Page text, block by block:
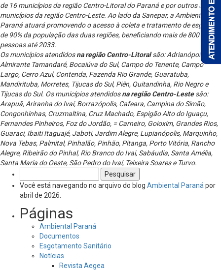
de 16 municípios da região Centro-Litoral do Paraná e por outros 36
municípios da região Centro-Leste. Ao lado da Sanepar, a Ambiental
Paraná atuará promovendo o acesso à coleta e tratamento de esgoto
de 90% da população das duas regiões, beneficiando mais de 800 mil
pessoas até 2033.
Os municípios atendidosna região Centro-Litoralsão: Adrianópolis,
Almirante Tamandaré, Bocaiúva do Sul, Campo do Tenente, Campo
Largo, Cerro Azul, Contenda, Fazenda Rio Grande, Guaratuba,
Mandirituba, Morretes, Tijucas do Sul, Piên, Quitandinha, Rio Negro e
Tijucas do Sul. Os municípios atendidosna região Centro-Lestesão:
Arapuã, Ariranha do Ivaí, Borrazópolis, Cafeara, Campina do Simão,
Congonhinhas, Cruzmaltina, Cruz Machado, Espigão Alto do Iguaçu,
Fernandes Pinheiros, Foz do Jordão, = Carneiro, Goioxim, Grandes Rios,
Guaraci, Ibaiti Itaguajé, Jaboti, Jardim Alegre, Lupianópolis, Marquinho,
Nova Tebas, Palmital, Pinhalão, Pinhão, Pitanga, Porto Vitória, Rancho
Alegre, Ribeirão do Pinhal, Rio Branco do Ivai, Sabáudia, Santa Amélia,
Santa Maria do Oeste, São Pedro do Ivaí, Teixeira Soares e Turvo.
por:
Você está navegando no arquivo do blog Ambiental Paraná por
abril de 2026.
Páginas
Ambiental Paraná
Documentos
Esgotamento Sanitário
Notícias
Revista Aegea